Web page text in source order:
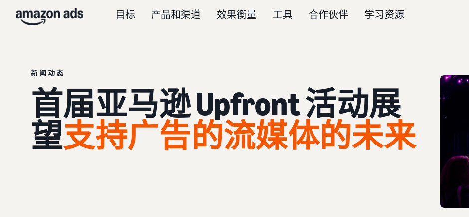
目标 产品和渠道 效果衡量 工具 合作伙伴 学习资源
新闻动态
首届亚马逊 Upfront 活动展
望支持广告的流媒体的未来